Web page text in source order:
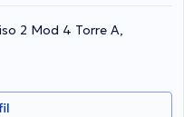
en considerables
continua en su
diferentes artículos.
2 Mod 4 Torre A,